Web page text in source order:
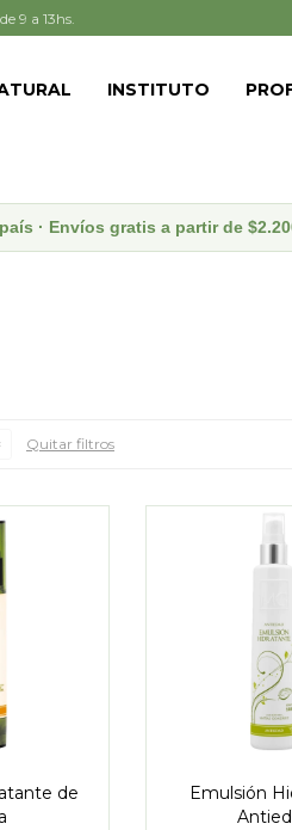
INSTITUTO
9 a 13hs.
· Envíos gratis a partir de
Quitar filtros
de
Emulsión